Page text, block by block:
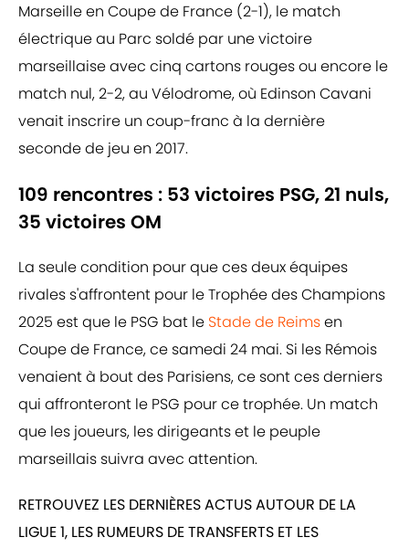
Marseille en Coupe de France (2-1), le match
électrique au Parc soldé par une victoire
marseillaise avec cinq cartons rouges ou encore le
match nul, 2-2, au Vélodrome, où Edinson Cavani
venait inscrire un coup-franc à la dernière
seconde de jeu en 2017.
109 rencontres : 53 victoires PSG, 21 nuls,
35 victoires OM
La seule condition pour que ces deux équipes
rivales s'affrontent pour le Trophée des Champions
2025 est que le PSG bat le Stade de Reimsen
Coupe de France, ce samedi 24 mai. Si les Rémois
venaient à bout des Parisiens, ce sont ces derniers
qui affronteront le PSG pour ce trophée. Un match
que les joueurs, les dirigeants et le peuple
marseillais suivra avec attention.
RETROUVEZ LES DERNIÈRES ACTUS AUTOUR DE LA
LIGUE 1, LES RUMEURS DE TRANSFERTS ET LES